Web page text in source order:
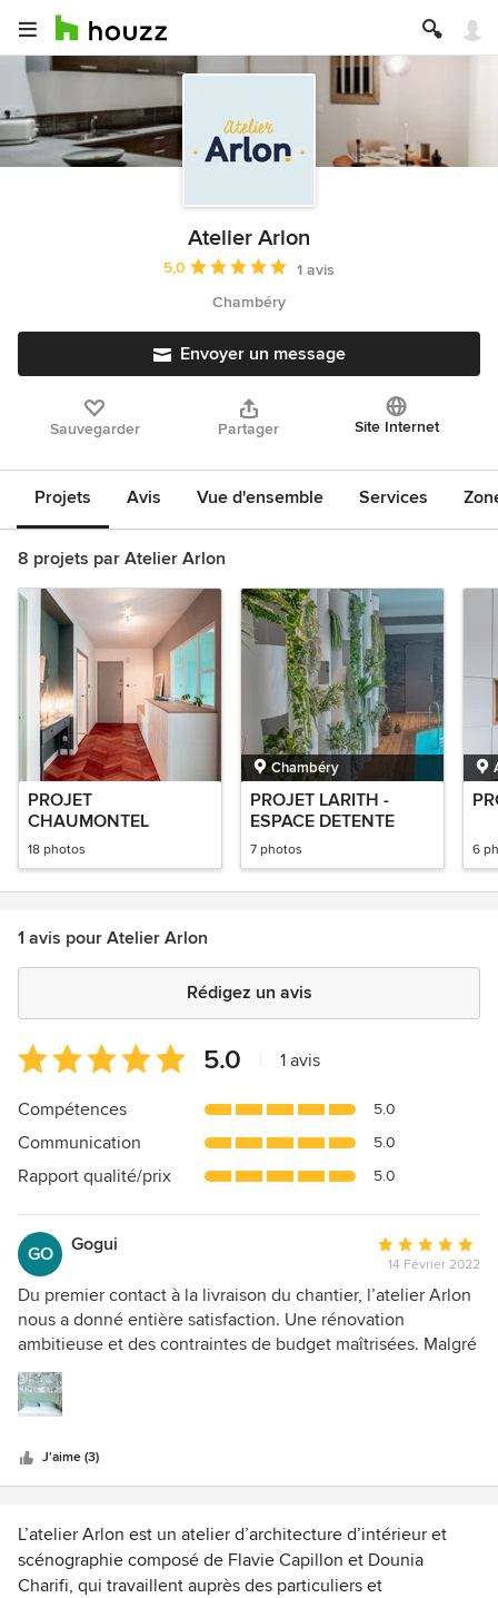
Atelier Arlon
Note moyenne : 5 étoiles sur 5
5,0
1 avis
Chambéry
Envoyer un message
Sauvegarder Partager Site Internet
Projets Avis Vue d'ensemble Services
8 projets par Atelier Arlon
PROJET
CHAUMONTEL
18 photos
Chambéry
PROJET LARITH -
ESPACE DETENTE
7 photos 6
1 avis pour Atelier Arlon
Rédigez un avis
Note
moyenne
:
étoiles
sur
5.0 1 avis
Compétences 5.0
Communication 5.0
Rapport qualité/prix 5.0
GO Gogui
Note
moyenne
:
5
étoiles
14 Février 2022
Du premier contact à la livraison du chantier, l’atelier Arlon
nous a donné entière satisfaction. Une rénovation
ambitieuse et des contraintes de budget maîtrisées. Malgré
les aléas rencontrés, Flavie et Dounia nous ont
accompagnés tout au long du projet (et même après !) avec
réactivité et professionnalisme. Le résultat parle de lui-
d’intérieur à la créativité débordante.
J'aime (3)
L’atelier Arlon est un atelier d’architecture d’intérieur et
scénographie composé de Flavie Capillon et Dounia
Charifi, qui travaillent auprès des particuliers et